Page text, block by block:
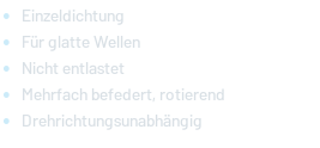
Einzeldichtung
Für glatte Wellen
Nicht entlastet
Mehrfach befedert, rotierend
Drehrichtungsunabhängig